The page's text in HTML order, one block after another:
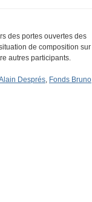
des portes ouvertes des
de composition sur
autres participants.
Després, Fonds Bruno